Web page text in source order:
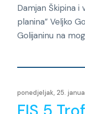
Damjan Škipina i
planina” Veljko
Golijaninu na
ponedjeljak, 25.